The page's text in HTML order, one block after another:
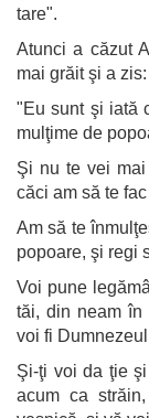
tare".
Atunci a căzut
mai grăit şi a zis:
"Eu sunt şi iată
mulţime de
Şi nu te vei mai
căci am să te
Am să te
popoare, şi regi
Voi pune
tăi, din neam în
voi fi
Şi-ţi voi da ţie
acum ca